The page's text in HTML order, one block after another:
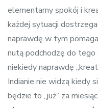
elementarny spokój i
każdej sytuacji
naprawdę w tym
nutą podchodzę do tego
niekiedy naprawdę
Indianie nie widzą kiedy
będzie to „już” za